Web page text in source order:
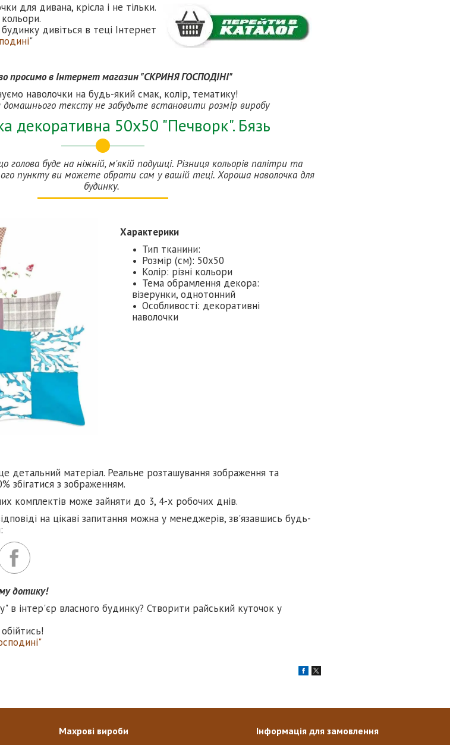
для дивана, крісла і не тільки.
кольори.
дивіться в теці Інтернет
"
просимо в Інтернет магазин "СКРИНЯ ГОСПОДІНІ"
наволочки на будь-який смак, колір, тематику!
домашнього тексту не забудьте встановити розмір виробу
декоративна 50х50 "Печворк". Бязь
голова буде на ніжній, м'якій подушці. Різниця кольорів палітри та
пункту ви можете обрати сам у вашій теці. Хороша наволочка для
будинку.
Характерики
Тип тканини:
Розмір (см): 50x50
Колір: різні кольори
Тема обрамлення декора:
візерунки, однотонний
Особливості: декоративні
наволочки
детальний матеріал. Реальне розташування зображення та
збігатися з зображенням.
комплектів може зайняти до 3, 4-х робочих днів.
на цікаві запитання можна у менеджерів, зв'язавшись будь-
дотику!
в інтер'єр власного будинку? Створити райський куточок у
Махрові вироби Інформація для замовлення